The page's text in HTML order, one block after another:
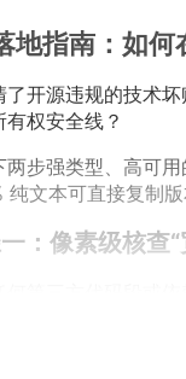
地指南：如何
了开源违规的技术
有权安全线？
两步强类型、高可
纯文本可直接复制版
一：像素级核
协议 / Apache 2.0